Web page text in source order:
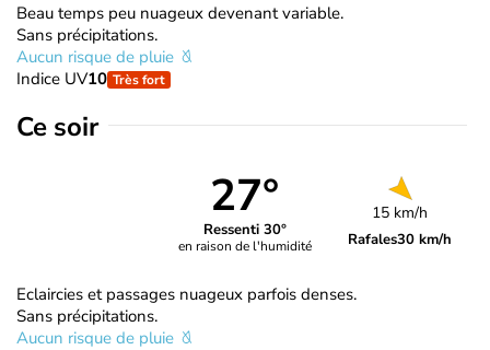
Beau temps peu nuageux devenant variable.
Sans précipitations.
Aucun risque de pluie
Indice UV10 Très fort
Ce soir
27°
Ressenti 30°
en raison de l'humidité
15 km/h
Rafales30 km/h
Eclaircies et passages nuageux parfois denses.
Sans précipitations.
Aucun risque de pluie